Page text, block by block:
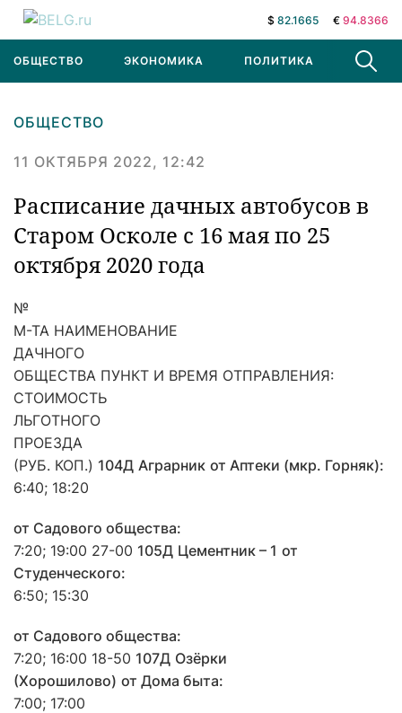
$ 82.1665 € 94.8366
ОБЩЕСТВО ЭКОНОМИКА ПОЛИТИКА В МИРЕ
ОБЩЕСТВО
11 ОКТЯБРЯ 2022, 12:42
Расписание дачных автобусов в
Старом Осколе с 16 мая по 25
октября 2020 года
№
М-ТА НАИМЕНОВАНИЕ
ДАЧНОГО
ОБЩЕСТВА ПУНКТ И ВРЕМЯ ОТПРАВЛЕНИЯ:
СТОИМОСТЬ
ЛЬГОТНОГО
ПРОЕЗДА
(РУБ. КОП.) 104Д Аграрник от Аптеки (мкр. Горняк):
6:40; 18:20
от Садового общества:
7:20; 19:00 27-00 105Д Цементник – 1 от
Студенческого:
6:50; 15:30
от Садового общества:
7:20; 16:00 18-50 107Д Озёрки
(Хорошилово) от Дома быта:
7:00; 17:00